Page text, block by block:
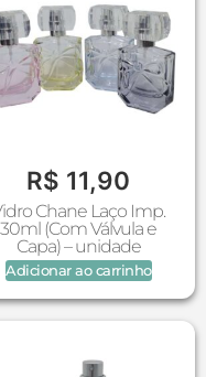
R$ 11,90
Chane Laço Imp.
30ml (Com Válvula e
Capa) – unidade
Adicionar ao carrinho